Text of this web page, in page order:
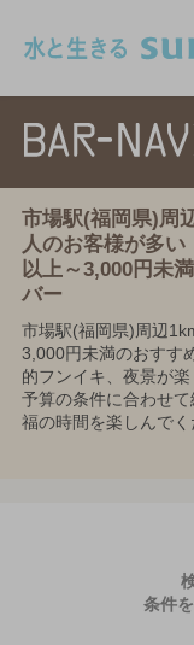
市場駅(福岡県)周
人のお客様が多い
以上～3,000円未
バー
市場駅(福岡県)周辺
3,000円未満のおすす
的フンイキ、夜景が
予算の条件に合わせ
福の時間を楽しんでく
条件